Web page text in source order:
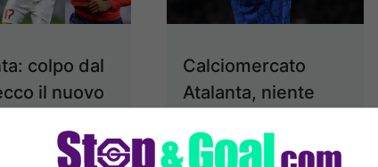
colpo dal
il nuovo
per
Calciomercato
Atalanta, niente
un altro bomber